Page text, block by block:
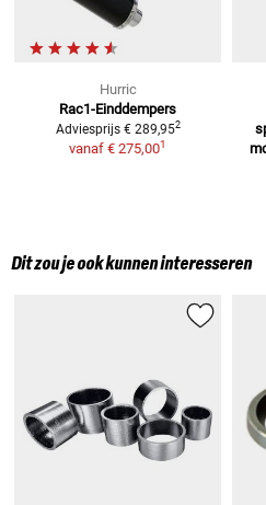
Hurric
Rac1-Einddempers
Adviesprijs € 289,952
vanaf € 275,001
Dit zou je ook kunnen interesseren